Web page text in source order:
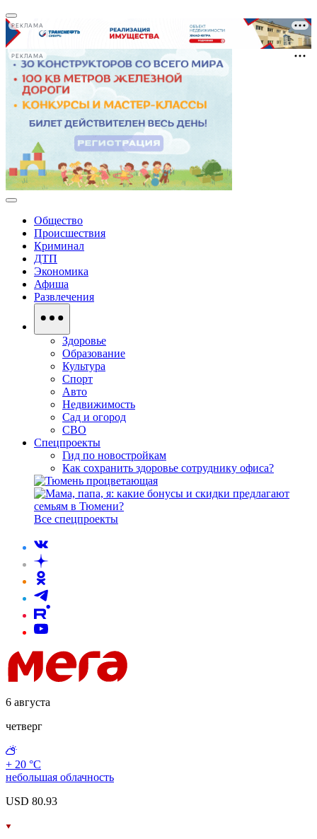
РЕКЛАМА
РЕКЛАМА
Общество
Происшествия
Криминал
ДТП
Экономика
Афиша
Развлечения
Здоровье
Образование
Культура
Спорт
Авто
Недвижимость
Сад и огород
СВО
Спецпроекты
Гид по новостройкам
Как сохранить здоровье сотруднику офиса?
Все спецпроекты
6 августа
четверг
+ 20 °С
небольшая облачность
USD 80.93